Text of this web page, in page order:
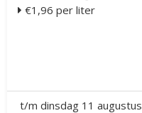
€1,96 per liter
t/m dinsdag 11 augustus